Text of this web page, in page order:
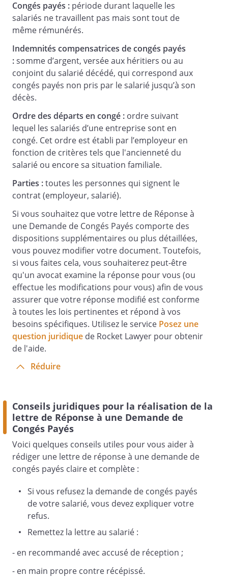
Congés payés : période durant laquelle les
salariés ne travaillent pas mais sont tout de
même rémunérés.
Indemnités compensatrices de congés payés
:somme d’argent, versée aux héritiers ou au
conjoint du salarié décédé, qui correspond aux
congés payés non pris par le salarié jusqu’à son
décès.
Ordre des départs en congé : ordre suivant
lequel les salariés d’une entreprise sont en
congé. Cet ordre est établi par l’employeur en
fonction de critères tels que l'ancienneté du
salarié ou encore sa situation familiale.
Parties :toutes les personnes qui signent le
contrat (employeur, salarié).
Si vous souhaitez que votre lettre de Réponse à
une Demande de Congés Payés comporte des
dispositions supplémentaires ou plus détaillées,
vous pouvez modifier votre document. Toutefois,
si vous faites cela, vous souhaiterez peut-être
qu'un avocat examine la réponse pour vous (ou
effectue les modifications pour vous) afin de vous
assurer que votre réponse modifié est conforme
à toutes les lois pertinentes et répond à vos
besoins spécifiques. Utilisez le service Posez une
question juridique de Rocket Lawyer pour obtenir
de l'aide.
Réduire
Conseils juridiques pour la réalisation de la
lettre de Réponse à une Demande de
Congés Payés
Voici quelques conseils utiles pour vous aider à
rédiger une lettre de réponse à une demande de
congés payés claire et complète :
Si vous refusez la demande de congés payés
de votre salarié, vous devez expliquer votre
refus.
Remettez la lettre au salarié :
- en recommandé avec accusé de réception ;
- en main propre contre récépissé.